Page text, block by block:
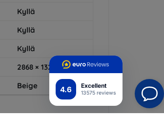
4.6 Excellent
13575 reviews
Kyllä
Kyllä
Kyllä
2868 × 1320
Beige